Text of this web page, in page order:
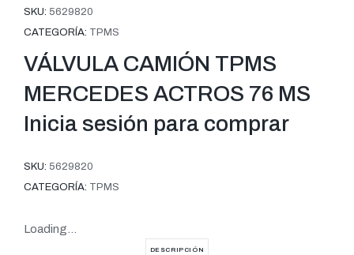
SKU: 5629820
CATEGORÍA: TPMS
VÁLVULA CAMIÓN TPMS
MERCEDES ACTROS 76 MS
Inicia sesión para comprar
SKU: 5629820
CATEGORÍA: TPMS
Loading...
DESCRIPCIÓN